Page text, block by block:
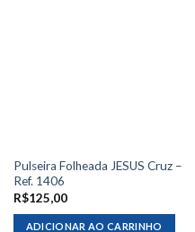
Pulseira Folheada JESUS Cruz –
Ref. 1406
R$125,00
ADICIONAR AO CARRINHO